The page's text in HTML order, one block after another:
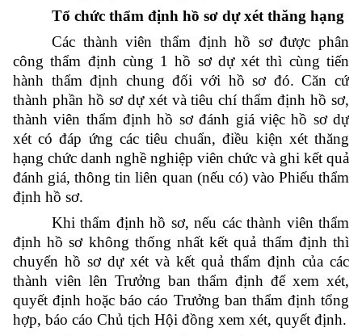
Tổ chức thẩm định hồ sơ dự xét thăng hạng
Các thành viên thẩm định hồ sơ được phân
công thẩm định cùng 1 hồ sơ dự xét thì cùng tiến
hành thẩm định chung đối với hồ sơ đó. Căn cứ
thành phần hồ sơ dự xét và tiêu chí thẩm định hồ sơ,
thành viên thẩm định hồ sơ đánh giá việc hồ sơ dự
xét có đáp ứng các tiêu chuẩn, điều kiện xét thăng
hạng chức danh nghề nghiệp viên chức và ghi kết quả
đánh giá, thông tin liên quan (nếu có) vào Phiếu thẩm
định hồ sơ.
Khi thẩm định hồ sơ, nếu các thành viên thẩm
định hồ sơ không thống nhất kết quả thẩm định thì
chuyển hồ sơ dự xét và kết quả thẩm định của các
thành viên lên Trưởng ban thẩm định để xem xét,
quyết định hoặc báo cáo Trưởng ban thẩm định tổng
hợp, báo cáo Chủ tịch Hội đồng xem xét, quyết định.